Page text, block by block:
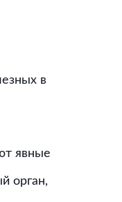
в
явные
орган,